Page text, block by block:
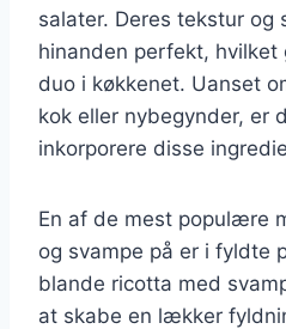
salater. Deres tekstur og
hinanden perfekt, hvilket
duo i køkkenet. Uanset
kok eller nybegynder, er
inkorporere disse
En af de mest populære
og svampe på er i fyldte
blande ricotta med
at skabe en lækker